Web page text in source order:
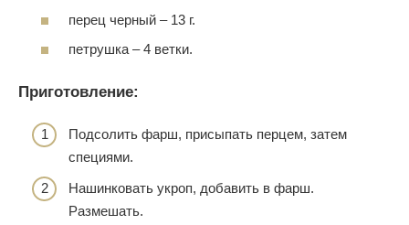
перец черный – 13 г.
петрушка – 4 ветки.
Приготовление:
Подсолить фарш, присыпать перцем, затем
специями.
Нашинковать укроп, добавить в фарш.
Размешать.